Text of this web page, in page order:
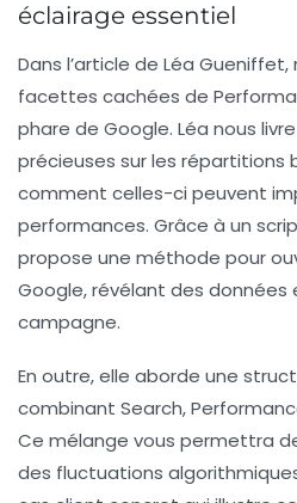
éclairage essentiel
Dans l’article de Léa Gueniffet,
facettes cachées de
phare de Google. Léa nous
précieuses sur les répartitions
comment celles-ci peuvent
performances. Grâce à un
propose une méthode pour
Google, révélant des données
campagne.
En outre, elle aborde une
combinant Search,
Ce mélange vous permettra
des fluctuations